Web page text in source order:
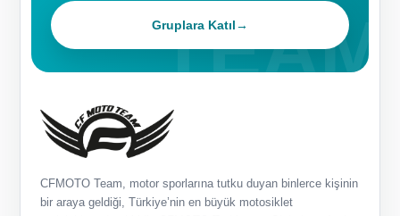
Gruplara Katıl→
CFMOTO Team, motor sporlarına tutku duyan binlerce kişinin
bir araya geldiği, Türkiye’nin en büyük motosiklet